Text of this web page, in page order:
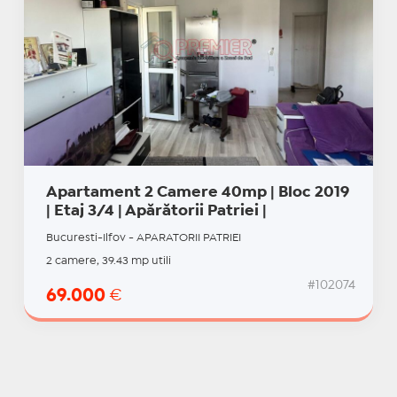
Apartament 2 Camere 40mp | Bloc 2019
| Etaj 3/4 | Apărătorii Patriei |
Bucuresti-Ilfov - APARATORII PATRIEI
2 camere, 39.43 mp utili
69.000 €
#102074